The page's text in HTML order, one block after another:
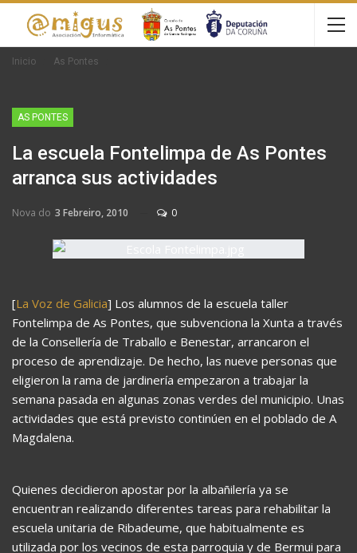
Inicio As Pontes
AS PONTES
La escuela Fontelimpa de As Pontes
arranca sus actividades
Nova do 3 Febreiro, 2010 0
[La Voz de Galicia] Los alumnos de la escuela taller
Fontelimpa de As Pontes, que subvenciona la Xunta a través
de la Consellería de Traballo e Benestar, arrancaron el
proceso de aprendizaje. De hecho, las nueve personas que
eligieron la rama de jardinería empezaron a trabajar la
semana pasada en algunas zonas verdes del municipio. Unas
actividades que está previsto continúen en el poblado de A
Magdalena.
Quienes decidieron apostar por la albañilería ya se
encuentran realizando diferentes tareas para rehabilitar la
escuela unitaria de Ribadeume, que habitualmente es
utilizada por los vecinos de esta parroquia y de Bermui para